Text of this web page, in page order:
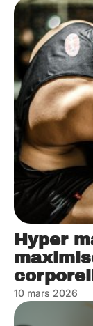
Hyper
10 mars 2026